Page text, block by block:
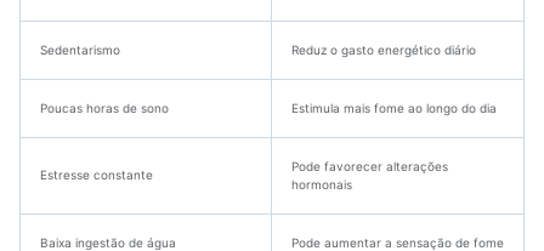
Sedentarismo Reduz o gasto energético diário
Poucas horas de sono Estimula mais fome ao longo do dia
Estresse constante
Pode favorecer alterações
hormonais
Baixa ingestão de água Pode aumentar a sensação de fome